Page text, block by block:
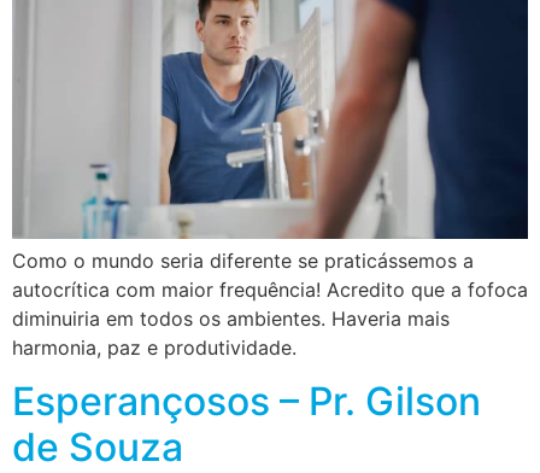
Como o mundo seria diferente se praticássemos a
autocrítica com maior frequência! Acredito que a fofoca
diminuiria em todos os ambientes. Haveria mais
harmonia, paz e produtividade.
Esperançosos – Pr. Gilson
de Souza